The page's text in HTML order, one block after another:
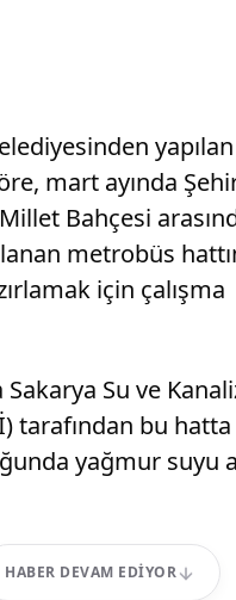
yapılan
mart ayında
Bahçesi
metrobüs
için çalışma
Su ve
tarafından bu
yağmur suyu
HABER DEVAM EDIYOR